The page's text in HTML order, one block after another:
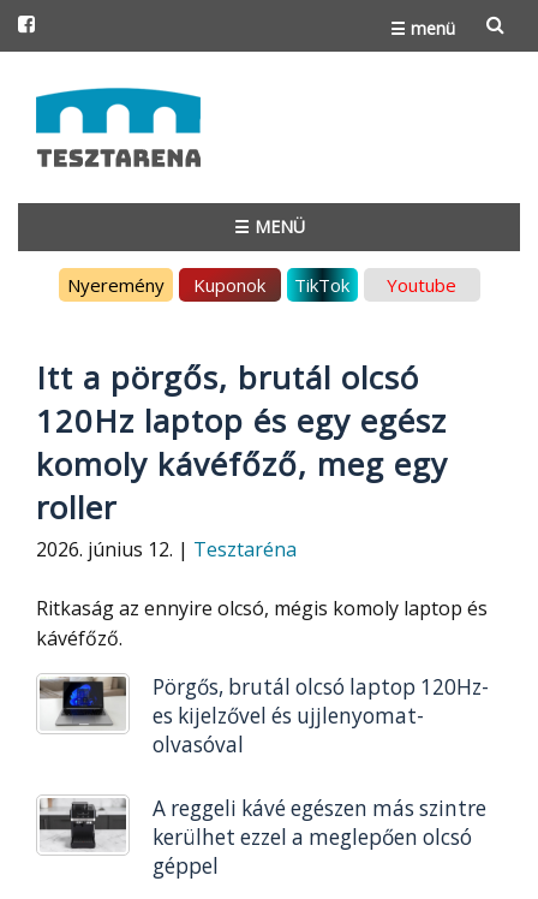
☰ menü
to
content
☰ MENÜ
Nyeremény Kuponok TikTok Youtube
Itt a pörgős, brutál olcsó
120Hz laptop és egy egész
komoly kávéfőző, meg egy
roller
2026. június 12. | Tesztaréna
Ritkaság az ennyire olcsó, mégis komoly laptop és
kávéfőző.
Pörgős, brutál olcsó laptop 120Hz-
es kijelzővel és ujjlenyomat-
olvasóval
A reggeli kávé egészen más szintre
kerülhet ezzel a meglepően olcsó
géppel